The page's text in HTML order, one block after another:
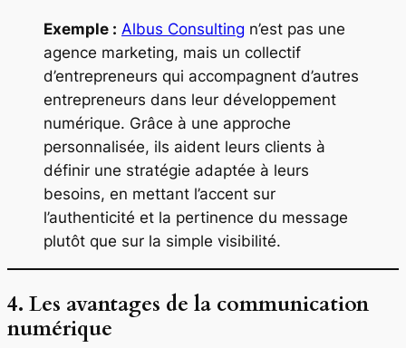
Exemple : Albus Consulting n’est pas une
agence marketing, mais un collectif
d’entrepreneurs qui accompagnent d’autres
entrepreneurs dans leur développement
numérique. Grâce à une approche
personnalisée, ils aident leurs clients à
définir une stratégie adaptée à leurs
besoins, en mettant l’accent sur
l’authenticité et la pertinence du message
plutôt que sur la simple visibilité.
4. Les avantages de la communication
numérique